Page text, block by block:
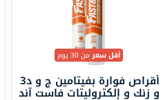
أقل سعرمن 30 يوم
أقراص فوارة بفيتامين ج و د3
و زنك و إلكتروليتات فاست آند